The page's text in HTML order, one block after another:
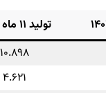
تولید ۱۱ ماه ۱۴۰۲
۱۰.۸۹۸
۴.۶۲۱